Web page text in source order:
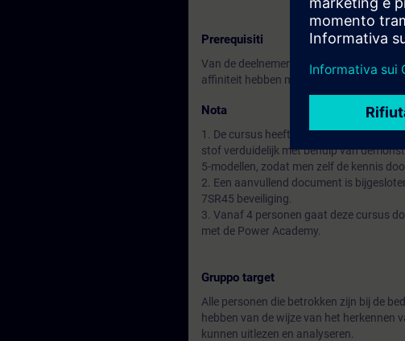
Prerequisiti
Van de deelnemers wordt verwacht dat
affiniteit hebben met de energietechniek
Nota
1. De cursus heeft een sterk
stof verduidelijk met behulp van
5-modellen, zodat men zelf de kennis
2. Een aanvullend document is
7SR45 beveiliging.
3. Vanaf 4 personen gaat deze cursus
met de Power Academy.
Gruppo target
Alle personen die betrokken zijn bij de
hebben van de wijze van het herkennen
kunnen uitlezen en analyseren.